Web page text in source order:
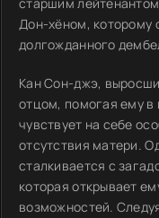
Дон-хёном, которому
долгожданного
Кан Сон-джэ,
отцом, помогая ему в
чувствует на себе
отсутствия матери.
сталкивается с
которая открывает
возможностей.